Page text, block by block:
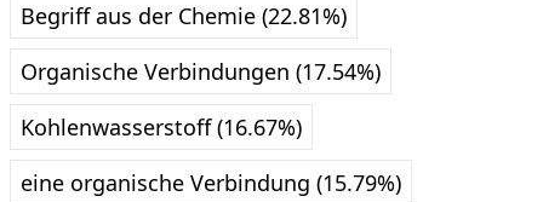
Begriff aus der Chemie (22.81%)
Organische Verbindungen (17.54%)
Kohlenwasserstoff (16.67%)
eine organische Verbindung (15.79%)